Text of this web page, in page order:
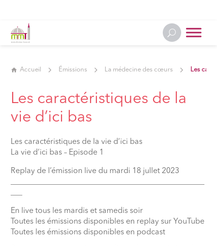
Accueil Émissions La médecine des cœurs Les
Les caractéristiques de la
vie d’ici bas
Les caractéristiques de la vie d’ici bas
La vie d’ici bas – Episode 1
Replay de l’émission live du mardi 18 jullet 2023
En live tous les mardis et samedis soir
Toutes les émissions disponibles en replay sur YouTube
Toutes les émissions disponibles en podcast